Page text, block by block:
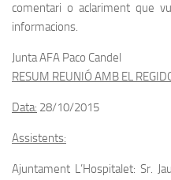
comentari o aclariment que
informacions.
Junta AFA Paco Candel
RESUM REUNIÓ AMB EL
Data: 28/10/2015
Assistents:
Ajuntament L’Hospitalet: Sr.